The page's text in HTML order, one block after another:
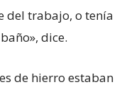
del trabajo, o tenía
dice.
de hierro estaban